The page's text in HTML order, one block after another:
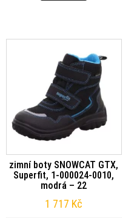
zimní boty SNOWCAT GTX,
Superfit, 1-000024-0010,
modrá – 22
1 717 Kč